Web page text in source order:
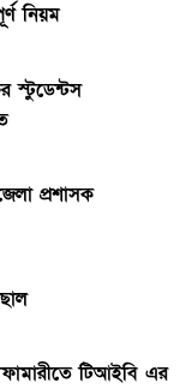
নিয়ম
স্টুডেন্টস
প্রশাসক
টিআইবি এর